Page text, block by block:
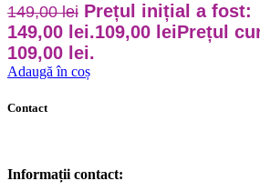
149,00lei Prețul inițial a fost:
149,00 lei.109,00 leiPrețul
109,00 lei.
Adaugă în coș
Contact
Informații contact: